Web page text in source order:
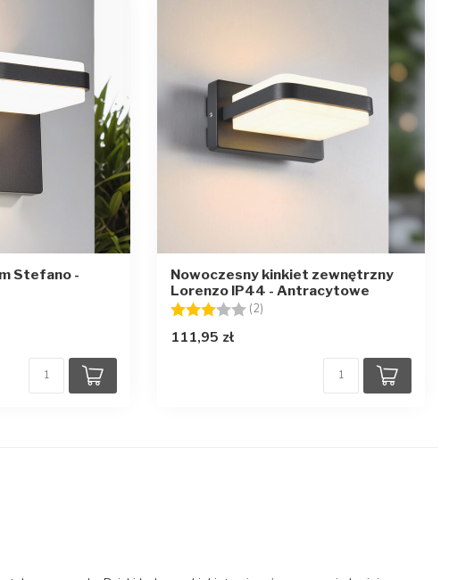
Stefano -
Nowoczesny kinkiet zewnętrzny
Lorenzo IP44 - Antracytowe
Ocena:
(2)
111,95 zł